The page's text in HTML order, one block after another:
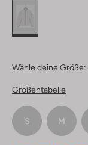
Wähle deine Größe:
Größentabelle
S M